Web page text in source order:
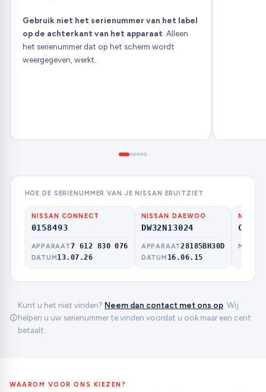
Gebruik niet het serienummer van het label
op de achterkant van het apparaat . Alleen
het serienummer dat op het scherm wordt
weergegeven, werkt.
HOE DE SERIENUMMER VAN JE NISSAN ERUITZIET
NISSAN CONNECT
0158493
APPARAAT7 612 830 076
DATUM 13.07.26
NISSAN DAEWOO
DW32N13024
APPARAAT28185BH30D
DATUM 16.06.15
MODEL
Kunt u het niet vinden? Neem dan contact met ons op . Wij
helpen u uw serienummer te vinden voordat u ook maar een cent
betaalt.
WAAROM VOOR ONS KIEZEN?